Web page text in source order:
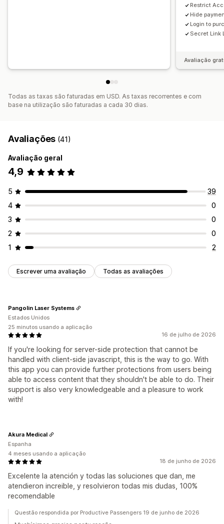
Restrict
Hide
Login to
Secret Link
Avaliação
Todas as taxas são faturadas em USD. As taxas recorrentes e com
base na utilização são faturadas a cada 30 dias.
Avaliações (41)
Avaliação geral
4,9
5
39
4
0
3
0
2
0
1
2
Escrever uma avaliação Todas as avaliações
16 de julho de 2026
If you're looking for server-side protection that cannot be
handled with client-side javascript, this is the way to go. With
this app you can provide further protections from users being
able to access content that they shouldn't be able to do. Their
support is also very knowledgeable and a pleasure to work
with!
Pangolin Laser Systems
Estados Unidos
25 minutos usando a aplicação
18 de junho de 2026
Excelente la atención y todas las soluciones que dan, me
atendieron increible, y resolvieron todas mis dudas, 100%
recomendable
Akura Medical
Espanha
4 meses usando a aplicação
Questão respondida por Productive Passengers 19 de junho de 2026